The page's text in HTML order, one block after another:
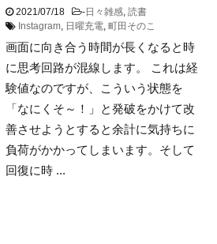
2021/07/18 -日々雑感, 読書
Instagram, 日曜充電, 町田そのこ
画面に向き合う時間が長くなると時
に思考回路が混線します。 これは経
験値なのですが、こういう状態を
「なにくそ～！」と発破をかけて改
善させようとすると余計に気持ちに
負荷がかかってしまいます。そして
回復に時 ...